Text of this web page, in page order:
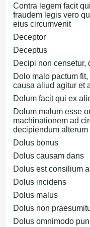
Contra legem facit
fraudem legis vero
eius circumvenit
Deceptor
Deceptus
Decipi non censetur,
Dolo malo pactum
causa aliud agitur et
Dolum facit qui ex
Dolum malum esse
machinationem ad
decipiendum
Dolus bonus
Dolus causam dans
Dolus est consilium
Dolus incidens
Dolus malus
Dolus non
Dolus omnimodo